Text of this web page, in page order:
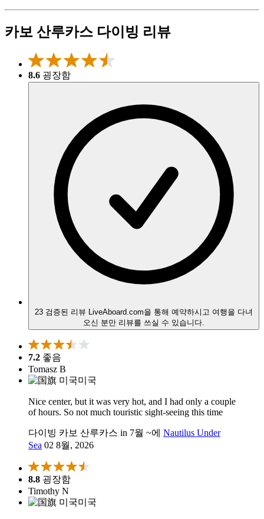
카보 산루카스 다이빙 리뷰
8.6 굉장함
23 검증된 리뷰 LiveAboard.com을 통해 예약하시고 여행을 다녀
오신 분만 리뷰를 쓰실 수 있습니다.
7.2 좋음
Tomasz B
미국
Nice center, but it was very hot, and I had only a couple
of hours. So not much touristic sight-seeing this time
다이빙 카보 산루카스 in 7월 ~에 Nautilus Under
Sea 02 8월, 2026
8.8 굉장함
Timothy N
미국